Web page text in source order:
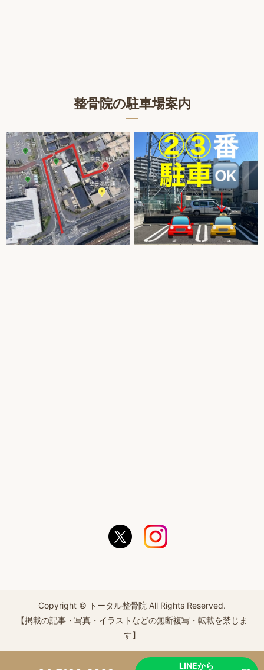
整骨院の駐車場案内
Copyright © トータル整骨院 All Rights Reserved.
【掲載の記事・写真・イラストなどの無断複写・転載を禁じま
す】
LINEから